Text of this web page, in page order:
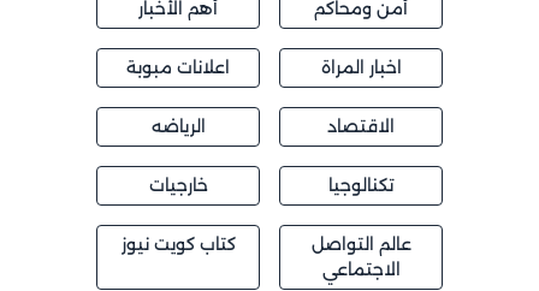
أمن ومحاكم أهم الأخبار
اخبار المراة اعلانات مبوبة
الاقتصاد الرياضه
تكنالوجيا خارجيات
عالم التواصل
الاجتماعي
كتاب كويت نيوز